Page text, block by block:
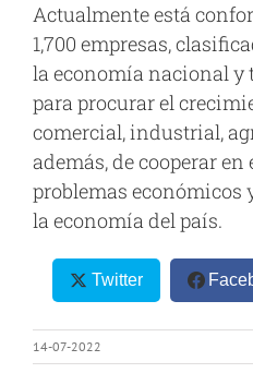
Actualmente está
1,700 empresas,
la economía nacional y
para procurar el
comercial, industrial,
además, de cooperar en
problemas económicos
la economía del país.
Twitter
14-07-2022